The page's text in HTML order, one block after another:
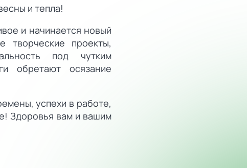
и тепла!
и начинается новый
проекты,
под чутким
обретают осязание
успехи в работе,
Здоровья вам и вашим